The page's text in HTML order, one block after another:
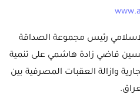
رئيس مجموعة الصداقة
حسين قاضي زادة هاشمي على تنمية
وازالة العقبات المصرفية بين